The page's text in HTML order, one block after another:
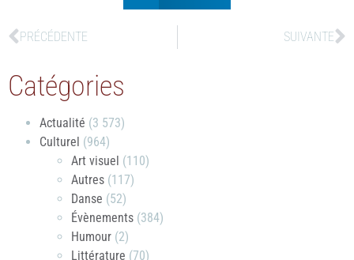
PRÉCÉDENTE SUIVANTE
Catégories
Actualité (3 573)
Culturel (964)
Art visuel (110)
Autres (117)
Danse (52)
Évènements (384)
Humour (2)
Littérature (70)